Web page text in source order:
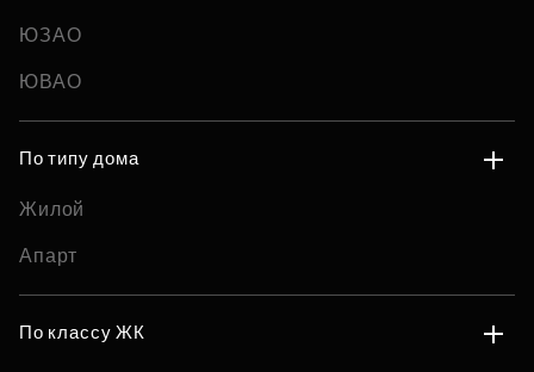
ЮЗАО
ЮВАО
По типу дома
Жилой
Апарт
По классу ЖК